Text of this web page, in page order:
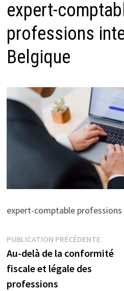
expert-
professions
Belgique
expert-comptable
Navigation
de
l’article
PUBLICATION PRÉCÉDENTE
Au-delà de la conformité
fiscale et légale des
professions